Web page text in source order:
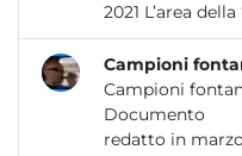
2021 L’area
Campioni
Campioni
Documento
redatto in marzo 2025 redatto in